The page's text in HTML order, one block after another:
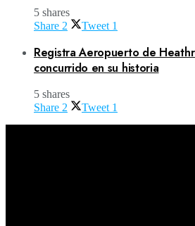
5 shares
Share 2 Tweet 1
Registra Aeropuerto de
concurrido en su historia
5 shares
Share 2 Tweet 1